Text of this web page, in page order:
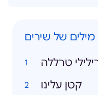
מילים של שירים
טרללה
קטן עלינו